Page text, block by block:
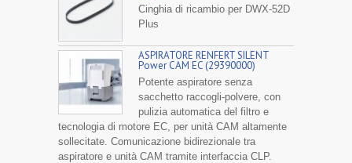
Cinghia di ricambio per DWX-52D
Plus
ASPIRATORE RENFERT SILENT
Power CAM EC (29390000)
Potente aspiratore senza
sacchetto raccogli-polvere, con
pulizia automatica del filtro e
tecnologia di motore EC, per unità CAM altamente
sollecitate. Comunicazione bidirezionale tra
aspiratore e unità CAM tramite interfaccia CLP.